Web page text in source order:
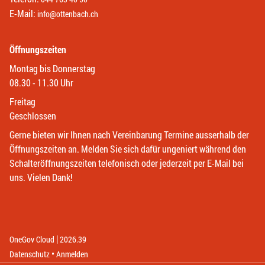
E-Mail: info@ottenbach.ch
Öffnungszeiten
Montag bis Donnerstag
08.30 - 11.30 Uhr
Freitag
Geschlossen
Gerne bieten wir Ihnen nach Vereinbarung Termine ausserhalb der
Öffnungszeiten an. Melden Sie sich dafür ungeniert während den
Schalteröffnungszeiten telefonisch oder jederzeit per E-Mail bei
uns. Vielen Dank!
OneGov Cloud (External Link)
|2026.39
Datenschutz (External Link)
Anmelden